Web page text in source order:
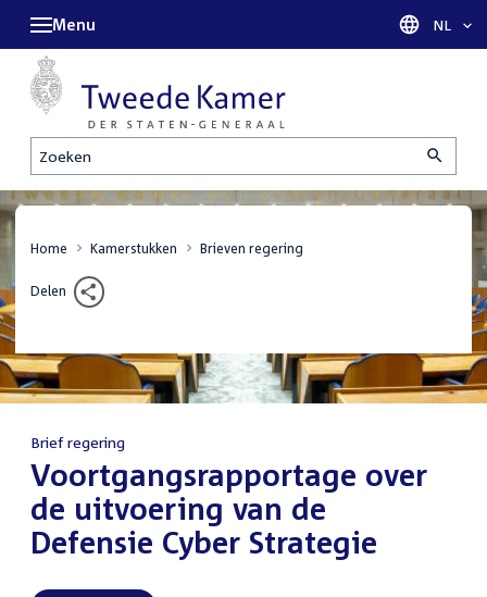
Zoeken
Menu Taal
NL
Home Kamerstukken Brieven regering
Delen
Brief regering
:Voortgangsrapportage over
de uitvoering van de
Defensie Cyber Strategie